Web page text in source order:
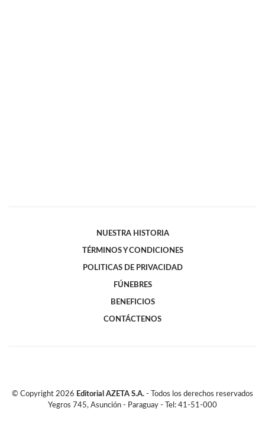
NUESTRA HISTORIA
TÉRMINOS Y CONDICIONES
POLITICAS DE PRIVACIDAD
FÚNEBRES
BENEFICIOS
CONTÁCTENOS
© Copyright 2026 Editorial AZETA S.A. - Todos los derechos reservados
Yegros 745, Asunción - Paraguay - Tel: 41-51-000